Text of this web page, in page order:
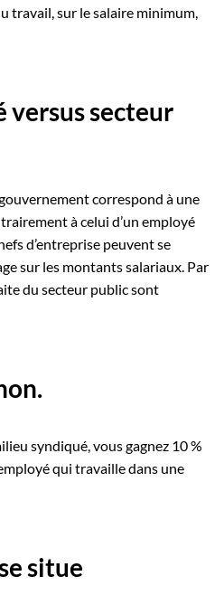
travail, sur le salaire minimum,
versus secteur
correspond à une
à celui d’un employé
d’entreprise peuvent se
sur les montants salariaux. Par
du secteur public sont
syndiqué, vous gagnez 10 %
qui travaille dans une
situe